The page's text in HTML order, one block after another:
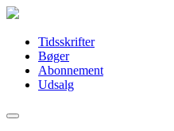
Tidsskrifter
Bøger
Abonnement
Udsalg